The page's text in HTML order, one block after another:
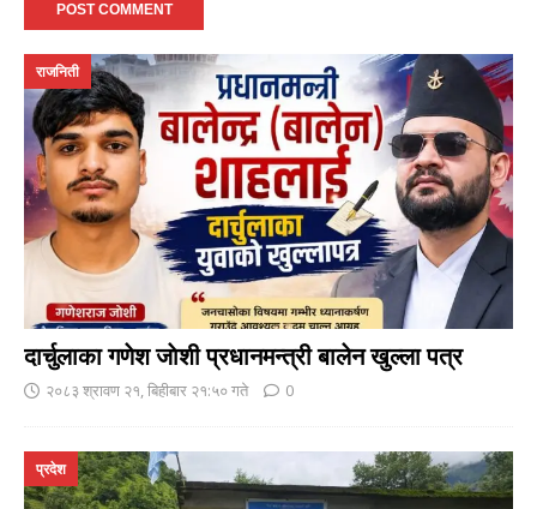
दार्चुलाका गणेश जाेशी प्रधानमन्त्री बालेन खुल्ला पत्र
राजनिती
२०८३ श्रावण २१, बिहीबार २१:५० गते 0
प्रदेश